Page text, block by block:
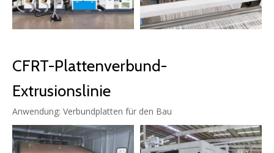
CFRT-Plattenverbund-
Extrusionslinie
Anwendung: Verbundplatten für den Bau